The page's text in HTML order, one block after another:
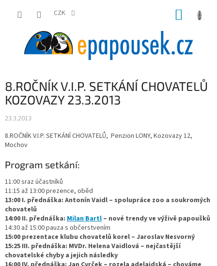
CZK
8.ROČNÍK V.I.P. SETKÁNÍ CHOVATELŮ
KOZOVAZY 23.3.2013
23.3.2013
8.ROČNÍK V.I.P. SETKÁNÍ CHOVATELŮ, Penzion LONY, Kozovazy 12,
Mochov
Program setkání:
11:00 sraz účastníků
11:15 až 13:00 prezence, oběd
13:00 I. přednáška: Antonín Vaidl – spolupráce zoo a soukromých
chovatelů
14:00 II. přednáška: Milan Bartl – nové trendy ve výživě papoušků
14:30 až 15:00 pauza s občerstvením
15:00 prezentace klubu chovatelů korel – Jaroslav Nesvorný
15:25 III. přednáška: MVDr. Helena Vaidlová – nejčastější
chovatelské chyby a jejich následky